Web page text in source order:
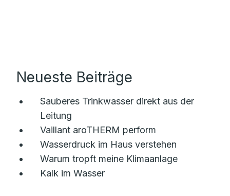
Neueste Beiträge
Sauberes Trinkwasser direkt aus der
Leitung
Vaillant aroTHERM perform
Wasserdruck im Haus verstehen
Warum tropft meine Klimaanlage
Kalk im Wasser